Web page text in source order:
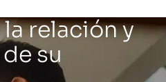
relación y
su